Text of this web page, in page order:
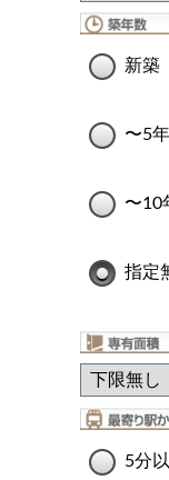
新築
〜5年
〜10
指定
5分